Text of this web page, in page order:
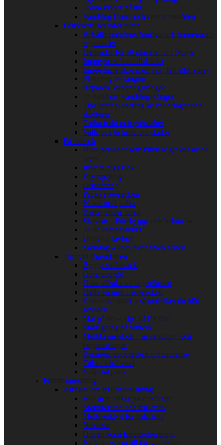
Torka kläder på tur
Vandring i torra och varma områden
Förberedelser inför turen
Behålla andningsförmåga och impregnera
regnkläder
Hemsidor för att planera tur i Norge
Impregnera bomullskläder
Impregnera skor med vax, fett eller spray
Planering av långtur
Reparera vandringskängor
Ta hand om vandringskängor
Tips inför planering av vandringar och
skidturer
Torka frukt och grönsaker
Valla och ta hand om skidor
På marsch
Hitta personer som blivit begravda av en
lavin
Justera ryggsäck
Krysspejling
Orientering
Packa ryggsäcken
På tur med pulka
Raster under turen
Skavsår – Förebygga och behandla
Ta ut kompasskurs
Undvika laviner
Vadning – kom över älven säkert
Tips vid lägerplatsen
Bygga snöbivack
Göra upp eld
Hitta tillbaka till lägerplatsen
Hålla värmen i sovsäcken
Kondens i tältet – så undviker du blöt
sovsäck
Mat på tur – Tips på lätt mat
Matlagning på vintern
Multibränslekök – användning och
begränsningar
Reparera uppblåsbart liggunderlag
Tälta i hård vind
Välja tältplats
Friluftsutrustning
Allmänt om friluftsutrustning
Hur man tolkar produkttester
Mobiltelefon och friluftsliv
Multiverktyg för friluftsliv
Nessesär
Om att köpa friluftsutrustning
Packningslista till fjällvandring